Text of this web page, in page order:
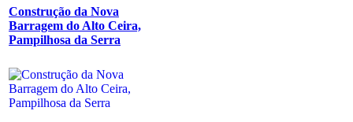
Construção da Nova
Barragem do Alto Ceira,
Pampilhosa da Serra